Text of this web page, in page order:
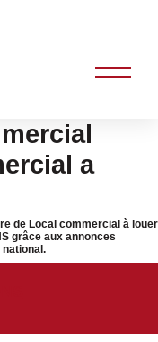
a
de Local commercial à louer
grâce aux annonces